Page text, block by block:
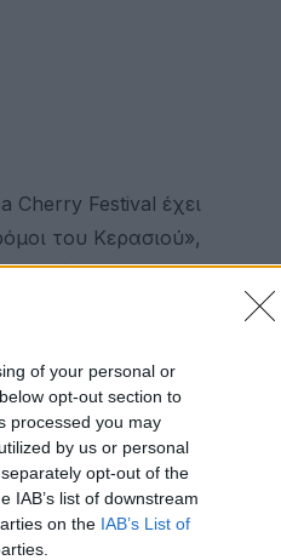
of your personal or
opt-out section to
processed you may
by us or personal
opt-out of the
IAB’s list of downstream
on the IAB’s List of
Cherry Festival έχει
του Κερασιού»,
που δεν
το απόλυτο,
προορισμός που
Ημέρα